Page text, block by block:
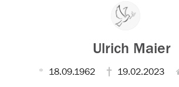
Ulrich Maier
18.09.1962 19.02.2023